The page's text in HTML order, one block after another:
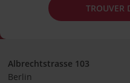
TROUVER
Albrechtstrasse 103
Berlin